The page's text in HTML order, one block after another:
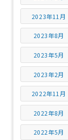
2023年11月
2023年8月
2023年5月
2023年2月
2022年11月
2022年8月
2022年5月